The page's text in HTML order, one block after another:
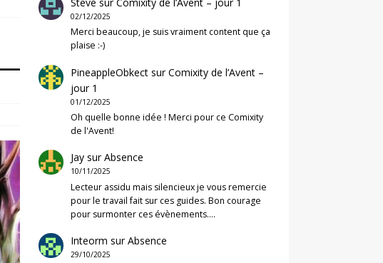
02/12/2025
Merci beaucoup, je suis vraiment content que ça
plaise :-)
PineappleObkect surComixity de l’Avent –
jour 1
01/12/2025
Oh quelle bonne idée ! Merci pour ce Comixity
de l'Avent!
Jay surAbsence
10/11/2025
Lecteur assidu mais silencieux je vous remercie
pour le travail fait sur ces guides. Bon courage
pour surmonter ces évènements.…
Inteorm surAbsence
29/10/2025